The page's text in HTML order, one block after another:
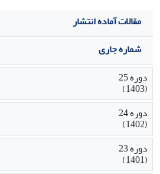
مقالات آماده انتشار
شماره جاری
دوره 25
(1403)
دوره 24
(1402)
دوره 23
(1401)